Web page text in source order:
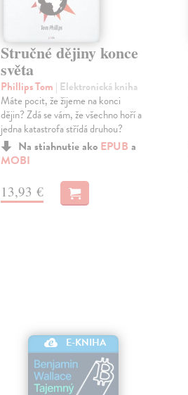
Stručné dějiny konce
světa
Phillips Tom | Elektronická kniha
Máte pocit, že žijeme na konci
dějin? Zdá se vám, že všechno hoří a
jedna katastrofa střídá druhou?
Na stiahnutie ako EPUB a
MOBI
13,93 €
E-KNIHA